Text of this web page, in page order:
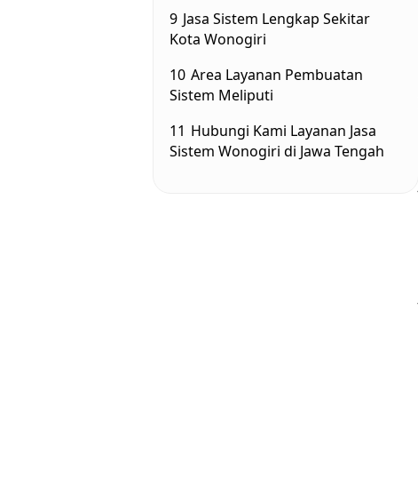
9 Jasa Sistem Lengkap Sekitar
Kota Wonogiri
10 Area Layanan Pembuatan
Sistem Meliputi
11 Hubungi Kami Layanan Jasa
Sistem Wonogiri di Jawa Tengah